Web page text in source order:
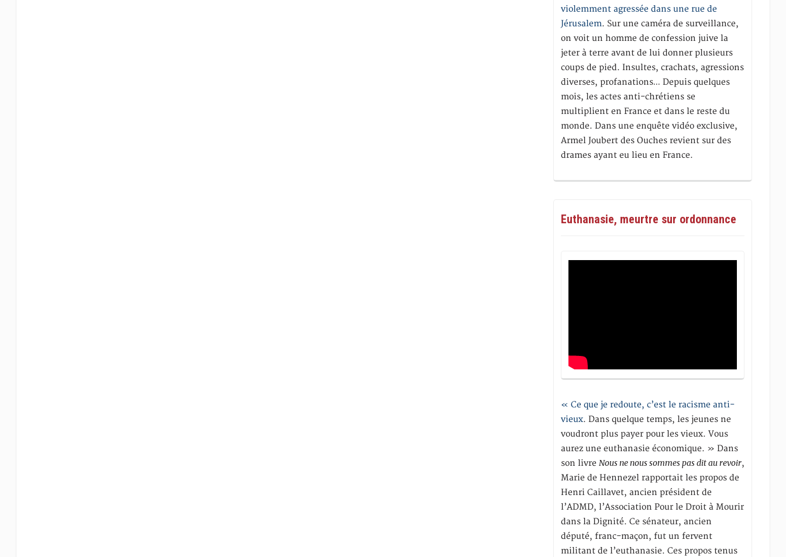
violemment agressée dans une rue de
Jérusalem. Sur une caméra de surveillance,
on voit un homme de confession juive la
jeter à terre avant de lui donner plusieurs
coups de pied. Insultes, crachats, agressions
diverses, profanations… Depuis quelques
mois, les actes anti-chrétiens se
multiplient en France et dans le reste du
monde. Dans une enquête vidéo exclusive,
Armel Joubert des Ouches revient sur des
drames ayant eu lieu en France.
Euthanasie, meurtre sur ordonnance
« Ce que je redoute, c’est le racisme anti-
vieux. Dans quelque temps, les jeunes ne
voudront plus payer pour les vieux. Vous
aurez une euthanasie économique. » Dans
son livreNous ne nous sommes pas dit au revoir,
Marie de Hennezel rapportait les propos de
Henri Caillavet, ancien président de
l’ADMD, l’Association Pour le Droit à Mourir
dans la Dignité. Ce sénateur, ancien
député, franc-maçon, fut un fervent
militant de l’euthanasie. Ces propos tenus